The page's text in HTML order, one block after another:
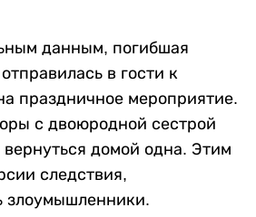
данным, погибшая
в гости к
праздничное мероприятие.
с двоюродной сестрой
домой одна. Этим
следствия,
злоумышленники.